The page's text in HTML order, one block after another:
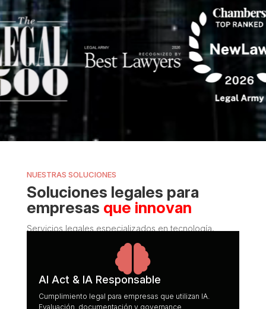
NUESTRAS SOLUCIONES
Soluciones legales para
empresas que innovan
Servicios legales especializados en tecnología,
negocio digital y cumplimiento normativo.

AI Act & IA Responsable
Cumplimiento legal para empresas que utilizan IA.
Evaluación, documentación y governance